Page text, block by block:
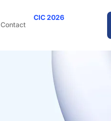
Contact
CIC 2026